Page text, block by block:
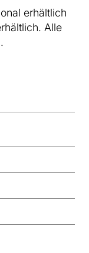
erhältlich
Alle